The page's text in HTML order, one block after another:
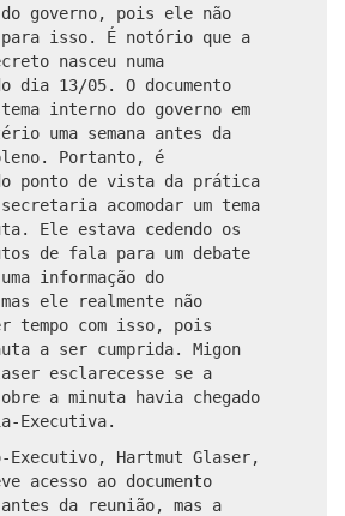
governo, pois ele não
para isso. É notório que a
nasceu numa
13/05. O documento
interno do governo em
uma semana antes da
Portanto, é
ponto de vista da prática
acomodar um tema
Ele estava cedendo os
de fala para um debate
informação do
ele realmente não
tempo com isso, pois
a ser cumprida. Migon
esclarecesse se a
a minuta havia chegado
Executiva.
Executivo, Hartmut Glaser,
acesso ao documento
da reunião, mas a